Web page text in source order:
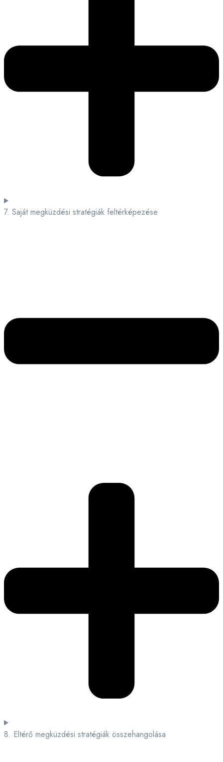
7. Saját megküzdési stratégiák feltérképezése
8. Eltérő megküzdési stratégiák összehangolása